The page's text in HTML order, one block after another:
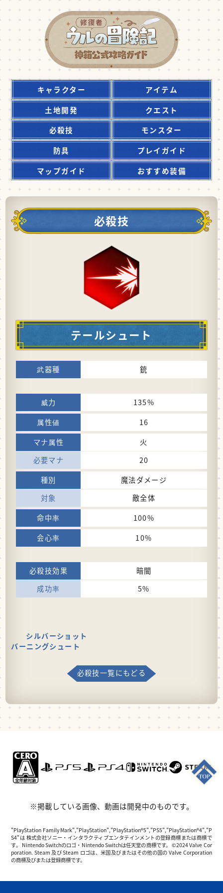
キャラクター
アイテム
土地開発
クエスト
必殺技
モンスター
防具
プレイガイド
マップガイド
おすすめ装備
必殺技
テールシュート
銃
135%
16
火
20
魔法ダメージ
敵全体
100%
10%
暗闇
5%
シルバーショット
バーニングシュート
必殺技一覧にもどる
※掲載している画像、動画は開発中のものです。
"PlayStation Family Mark","PlayStation","PlayStation®5","PS5","PlayStation®4","P
S4"は 株式会社ソニー・インタラクティブエンタテインメントの登録商標または商標で
す。 Nintendo Switchのロゴ・Nintendo Switchは任天堂の商標です。 ©2024 Valve Cor
poration. Steam 及び Steam ロゴは、米国及びまたはその他の国の Valve Corporation
の商標及びまたは登録商標です。